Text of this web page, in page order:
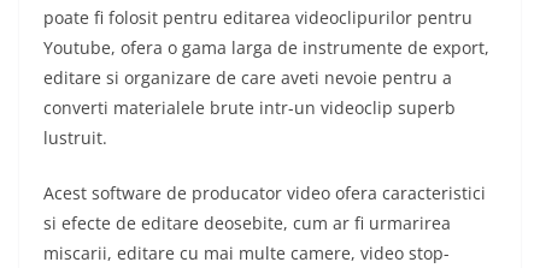
poate fi folosit pentru editarea videoclipurilor pentru
Youtube, ofera o gama larga de instrumente de export,
editare si organizare de care aveti nevoie pentru a
converti materialele brute intr-un videoclip superb
lustruit.
Acest software de producator video ofera caracteristici
si efecte de editare deosebite, cum ar fi urmarirea
miscarii, editare cu mai multe camere, video stop-